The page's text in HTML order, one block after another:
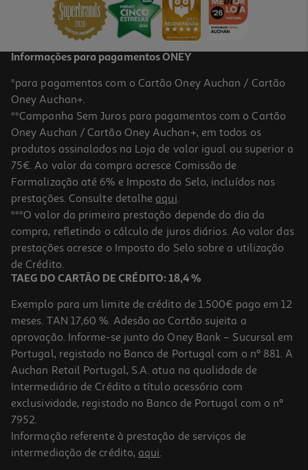
Barra Zumub Iogurte 35g
51.14 €/Kg
1,79 €
Wafer Zumub Coco 35g
Informações para pagamentos ONEY
*para pagamentos com o Cartão Oney Auchan / Cartão
Oney Auchan+.
**Campanha Sem Juros para pagamentos com o Cartão
Oney Auchan / Cartão Oney Auchan+, em todos os
produtos assinalados na Loja de valor igual ou superior a
75€. Ao valor da compra acresce Comissão de
Formalização até 6% e Imposto do Selo, incluídos nas
prestações. Consulte detalhe aqui.
***O valor da primeira prestação depende do dia da
compra, refletindo o cálculo de juros diários. Ao valor das
prestações acresce o Imposto do Selo sobre a utilização
de Crédito.
TAEG DO CARTÃO DE CRÉDITO: 18,4 %
Exemplo para um limite de crédito de 1.500€ pago em 12
meses. TAN 17,60 %. Adesão ao Cartão sujeita a
aprovação. Informe-se junto do Oney Bank – Sucursal em
Portugal, registado no Banco de Portugal com o nº 881. A
Auchan Retail Portugal, S.A. atua na qualidade de
Intermediário de Crédito a título acessório com
exclusividade, registado no Banco de Portugal com o nº
7952.
Informação referente à prestação de serviços de
intermediação de crédito, aqui.